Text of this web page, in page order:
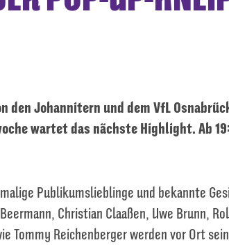
den Johannitern und dem VfL
wartet das nächste Highlight. Ab
Publikumslieblinge und bekannte
Christian Claaßen, Uwe Brunn,
Tommy Reichenberger werden vor Ort